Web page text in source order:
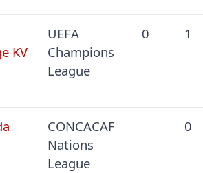
KV
UEFA
Champions
League
0 1
CONCACAF
Nations
League
0